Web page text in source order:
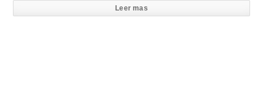
Leer mas